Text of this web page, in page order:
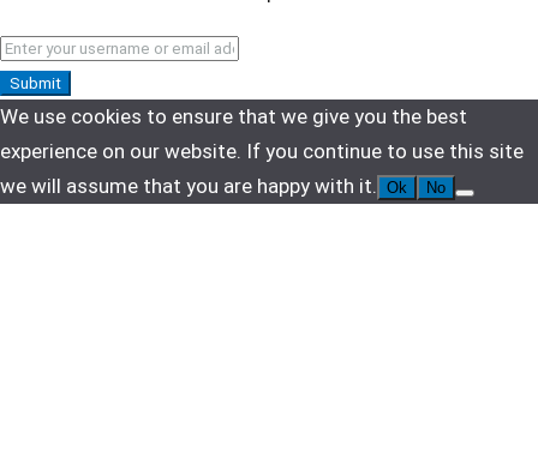
Submit
We use cookies to ensure that we give you the best
experience on our website. If you continue to use this site
we will assume that you are happy with it.
Ok No